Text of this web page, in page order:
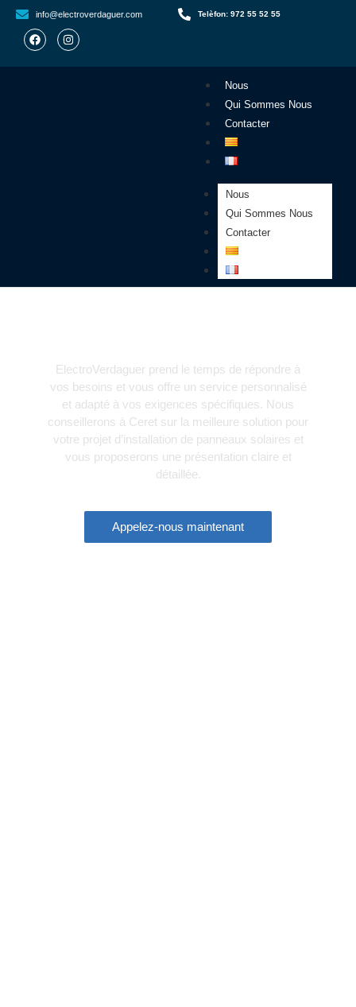
info@electroverdaguer.com Telèfon: 972 55 52 55
Nous
Qui Sommes Nous
Contacter
Nous
Qui Sommes Nous
Contacter
ElectroVerdaguer prend le temps de répondre à
vos besoins et vous offre un service personnalisé
et adapté à vos exigences spécifiques. Nous
conseillerons à Ceret sur la meilleure solution pour
votre projet d’installation de panneaux solaires et
vous proposerons une présentation claire et
détaillée.
Appelez-nous maintenant